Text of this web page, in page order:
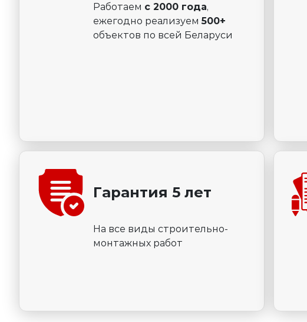
Работаем с 2000 года,
ежегодно реализуем500+
объектов по всей Беларуси
Гарантия 5 лет
На все виды строительно-
монтажных работ